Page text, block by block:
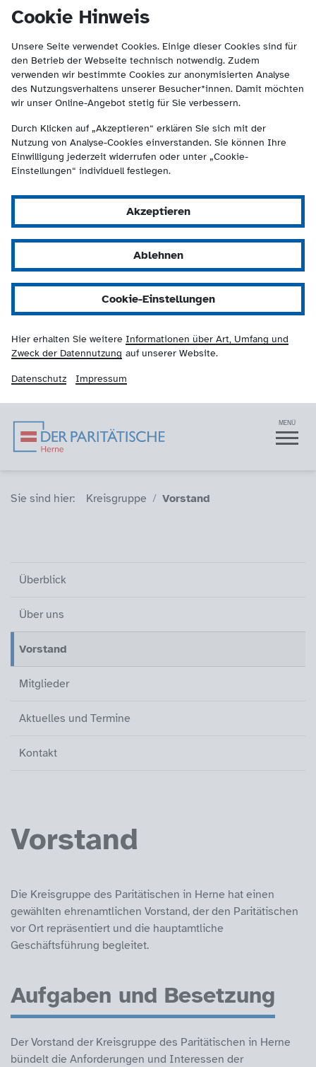
Cookie Hinweis
Unsere Seite verwendet Cookies. Einige dieser Cookies sind für
den Betrieb der Webseite technisch notwendig. Zudem
verwenden wir bestimmte Cookies zur anonymisierten Analyse
des Nutzungsverhaltens unserer Besucher*innen. Damit möchten
wir unser Online-Angebot stetig für Sie verbessern.
Durch Klicken auf „Akzeptieren“ erklären Sie sich mit der
Nutzung von Analyse-Cookies einverstanden. Sie können Ihre
Einwilligung jederzeit widerrufen oder unter „Cookie-
Einstellungen“ individuell festlegen.
Akzeptieren
Ablehnen
Cookie-Einstellungen
Hier erhalten Sie weitere Informationen über Art, Umfang und
Zweck der Datennutzung auf unserer Website.
Datenschutz Impressum
Der Paritätische
springen
(Kontakt und Suche) springen.
Navigation MENÜ
Sie sind hier (Breadcrumb)
Sie sind hier: Kreisgruppe Vorstand
Überblick
Überblick
Über uns
Über uns
Vorstand (aktiv)
Vorstand
Mitglieder
Mitglieder
Aktuelles und Termine
Aktuelles und Termine
Kontakt
Kontakt
Vorstand
Die Kreisgruppe des Paritätischen in Herne hat einen
gewählten ehrenamtlichen Vorstand, der den Paritätischen
vor Ort repräsentiert und die hauptamtliche
Geschäftsführung begleitet.
Aufgaben und Besetzung
Der Vorstand der Kreisgruppe des Paritätischen in Herne
bündelt die Anforderungen und Interessen der